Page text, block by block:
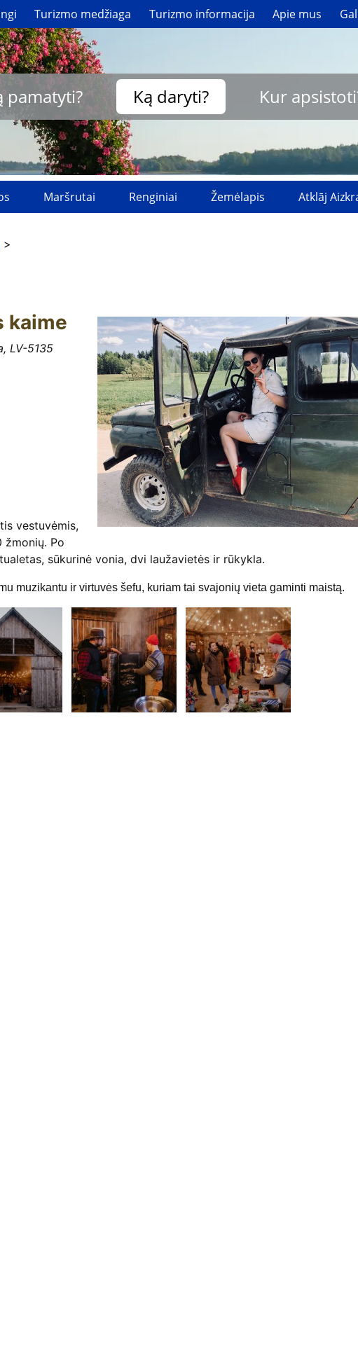
Turizmo medžiaga Turizmo informacija Apie mus
pamatyti? Ką daryti? Kur
Maršrutai Renginiai Žemėlapis Atklāj
>
kaime
LV-5135
vestuvėmis,
Po
sūkurinė vonia, dvi laužavietės ir rūkykla.
muzikantu ir virtuvės šefu, kuriam tai svajonių vieta gaminti maistą.